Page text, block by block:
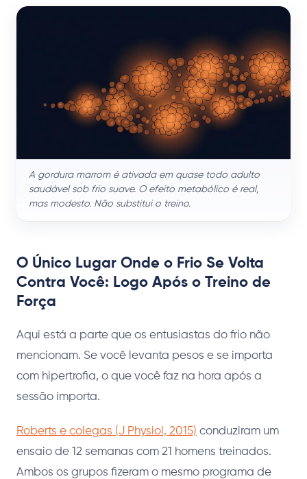
A gordura marrom é ativada em quase todo adulto
saudável sob frio suave. O efeito metabólico é real,
mas modesto. Não substitui o treino.
O Único Lugar Onde o Frio Se Volta
Contra Você: Logo Após o Treino de
Força
Aqui está a parte que os entusiastas do frio não
mencionam. Se você levanta pesos e se importa
com hipertrofia, o que você faz na hora após a
sessão importa.
Roberts e colegas (J Physiol, 2015) conduziram um
ensaio de 12 semanas com 21 homens treinados.
Ambos os grupos fizeram o mesmo programa de